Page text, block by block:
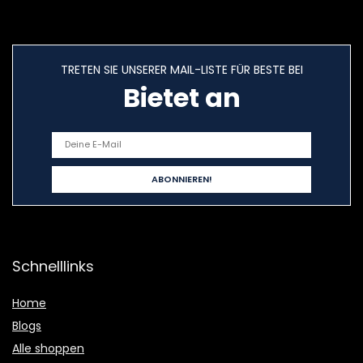
TRETEN SIE UNSERER MAIL-LISTE FÜR BESTE BEI
Bietet an
Schnelllinks
Home
Blogs
Alle shoppen